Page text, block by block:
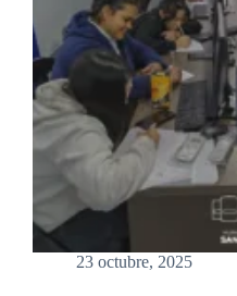
23 octubre, 2025